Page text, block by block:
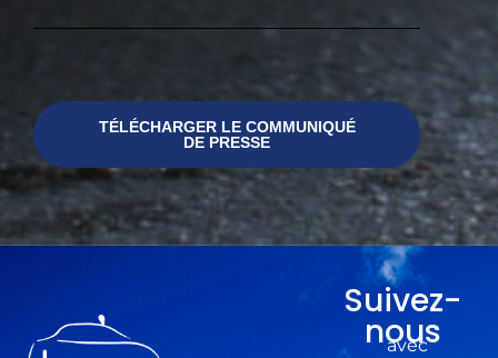
TÉLÉCHARGER LE COMMUNIQUÉ
DE PRESSE
Suivez-
nous
avec